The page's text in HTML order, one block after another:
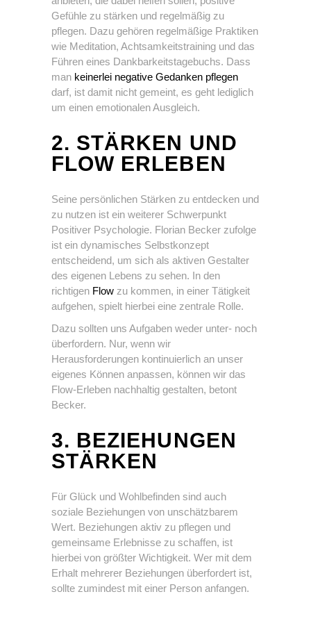
Gefühle zu stärken und regelmäßig zu
pflegen. Dazu gehören regelmäßige Praktiken
wie Meditation, Achtsamkeitstraining und das
Führen eines Dankbarkeitstagebuchs. Dass
man keinerlei negative Gedanken pflegen
darf, ist damit nicht gemeint, es geht lediglich
um einen emotionalen Ausgleich.
2. STÄRKEN UND
FLOW ERLEBEN
Seine persönlichen Stärken zu entdecken und
zu nutzen ist ein weiterer Schwerpunkt
Positiver Psychologie. Florian Becker zufolge
ist ein dynamisches Selbstkonzept
entscheidend, um sich als aktiven Gestalter
des eigenen Lebens zu sehen. In den
richtigen Flow zu kommen, in einer Tätigkeit
aufgehen, spielt hierbei eine zentrale Rolle.
Dazu sollten uns Aufgaben weder unter- noch
überfordern. Nur, wenn wir
Herausforderungen kontinuierlich an unser
eigenes Können anpassen, können wir das
Flow-Erleben nachhaltig gestalten, betont
Becker.
3. BEZIEHUNGEN
STÄRKEN
Für Glück und Wohlbefinden sind auch
soziale Beziehungen von unschätzbarem
Wert. Beziehungen aktiv zu pflegen und
gemeinsame Erlebnisse zu schaffen, ist
hierbei von größter Wichtigkeit. Wer mit dem
Erhalt mehrerer Beziehungen überfordert ist,
sollte zumindest mit einer Person anfangen.